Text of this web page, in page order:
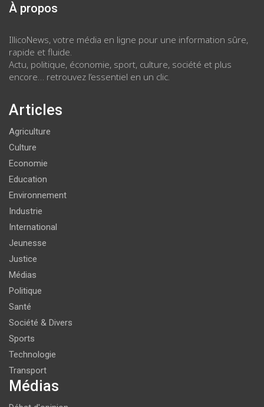
À propos
IllicoNews, votre média en ligne pour une information sûre,
rapide et fluide.
Actu, politique, économie, sport, culture, société et plus
encore… retrouvez l’essentiel en un clic.
Articles
Agriculture
Culture
Economie
Education
Environnement
Industrie
International
Jeunesse
Justice
Médias
Politique
Santé
Société & Divers
Sports
Technologie
Transport
Médias